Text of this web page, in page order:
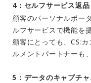
4：セルフサービス返
顧客のパーソナルポー
ルフサービスで機能を
顧客にとっても、CS:
ルメントパートナーも
5：データのキャプチ